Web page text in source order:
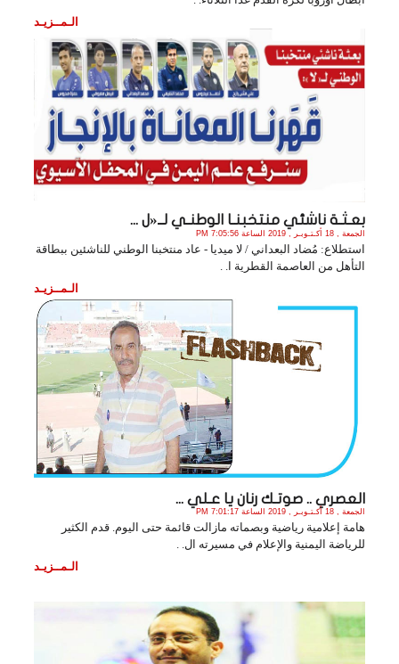
الـمــزيـد
بعـثـة ناشئي منتخبنـا الوطنـي لــ«ل ...
الجمعة , 18 أكـتـوبـر , 2019 الساعة 7:05:56 PM
استطلاع: مُضاد البعداني / لا ميديا - عاد منتخبنا الوطني للناشئين ببطاقة
التأهل من العاصمة القطرية ا. .
الـمــزيـد
العصري .. صوتـك رنان يا عـلي ...
الجمعة , 18 أكـتـوبـر , 2019 الساعة 7:01:17 PM
هامة إعلامية رياضية وبصماته مازالت قائمة حتى اليوم. قدم الكثير
للرياضة اليمنية والإعلام في مسيرته ال. .
الـمــزيـد